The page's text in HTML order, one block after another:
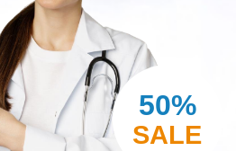
50%
SALE